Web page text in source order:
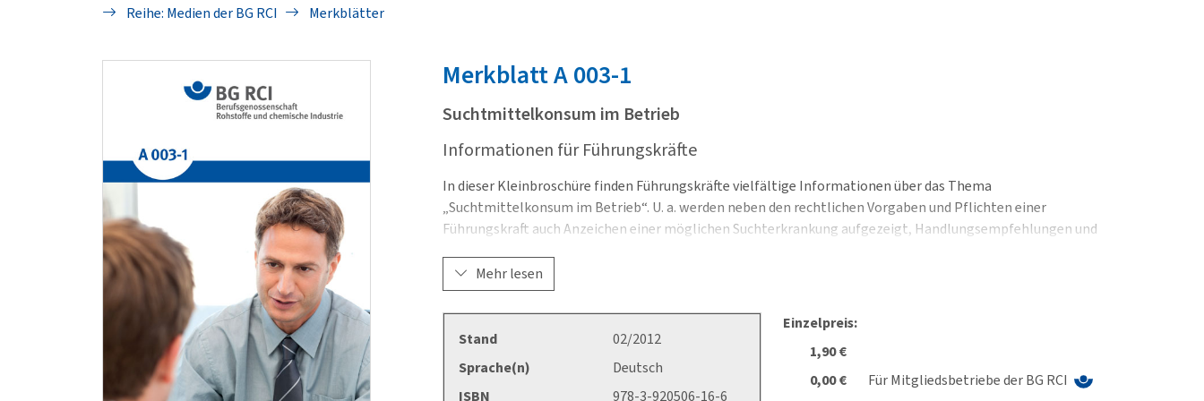
Reihe: Medien der BG RCI Merkblätter
MerkblattA 003-1
Suchtmittelkonsum im Betrieb
Informationen für Führungskräfte
In dieser Kleinbroschüre finden Führungskräfte vielfältige Informationen über das Thema
„Suchtmittelkonsum im Betrieb“. U. a. werden neben den rechtlichen Vorgaben und Pflichten einer
Führungskraft auch Anzeichen einer möglichen Suchterkrankung aufgezeigt, Handlungsempfehlungen und
Mehr lesen
Stand
02/2012
Sprache(n)
Deutsch
ISBN
978-3-920506-16-6
Einzelpreis:
1,90 €
0,00 €
Für Mitgliedsbetriebe der BG RCI